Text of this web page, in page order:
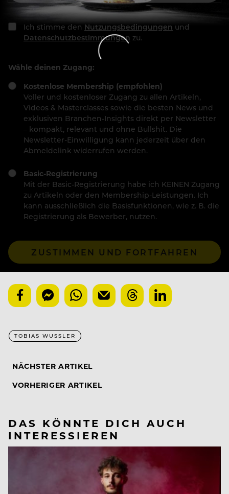
Ich stimme den Nutzungsbedingungen und
Datenschutzbestimmungen zu.
Wähle deinen Zugang:
Kostenlose Membership (empfohlen)
Voller und kostenloser Zugang zu allen Artikeln,
Videos & Masterclasses sowie die besten News und
exklusiven Branchen-Insights direkt per Newsletter
– kompakt, relevant und ohne Bullshit. Die
Newsletter-Einwilligung kann jederzeit über den
Abmeldelink widerrufen werden.
Basic-Registrierung
Mit der Basic-Registrierung habe ich KEINEN Zugang
zu Artikeln oder den Membership-Leistungen. Ich
kann ausschließlich die Basisfunktionen, wie z. B. die
Registrierung als Bewerber, nutzen.
ZUSTIMMEN UND FORTFAHREN
TOBIAS WUSSLER
NÄCHSTER ARTIKEL
VORHERIGER ARTIKEL
DAS KÖNNTE DICH AUCH
INTERESSIEREN